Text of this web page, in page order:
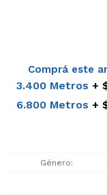
Comprá este
3.400 Metros
6.800 Metros
Género